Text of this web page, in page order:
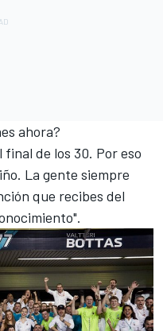
ahora?
final de los 30. Por eso
La gente siempre
que recibes del